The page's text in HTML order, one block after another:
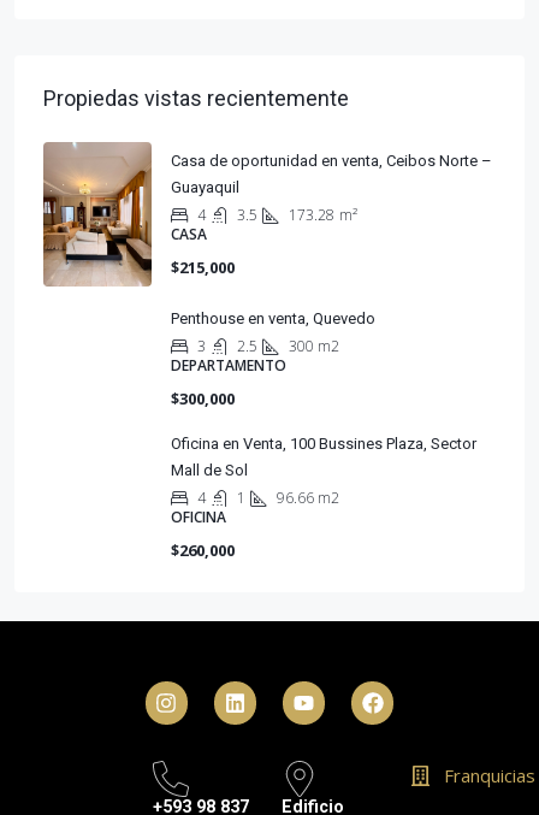
Propiedas vistas recientemente
Casa de oportunidad en venta, Ceibos Norte –
Guayaquil
4 3.5 173.28 m²
CASA
$215,000
Penthouse en venta, Quevedo
3 2.5
300 m2
DEPARTAMENTO
$300,000
Oficina en Venta, 100 Bussines Plaza, Sector
Mall de Sol
4 1
96.66 m2
OFICINA
$260,000
+593 98 837 Edificio
Franquicias